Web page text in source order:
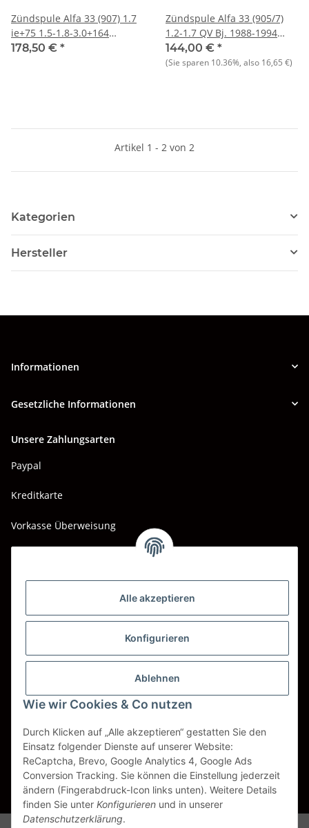
Alle akzeptieren
Konfigurieren
Ablehnen
Wie wir Cookies & Co nutzen
Durch Klicken auf „Alle akzeptieren“ gestatten Sie den
Einsatz folgender Dienste auf unserer Website:
ReCaptcha, Brevo, Google Analytics 4, Google Ads
Conversion Tracking. Sie können die Einstellung jederzeit
ändern (Fingerabdruck-Icon links unten). Weitere Details
finden Sie unter Konfigurieren und in unserer
Datenschutzerklärung.
Zündspule Alfa 33 (907) 1.7
ie+75 1.5-1.8-3.0+164
3.0+Spider (115) 2000 NOS-
178,50 € *
Zündspule Alfa 33 (905/7)
1.2-1.7 QV Bj. 1988-1994
NOS
144,00 € *
(Sie sparen 10.36%, also 16,65 €)
Artikel 1 - 2 von 2
Kategorien
Hersteller
Informationen
Gesetzliche Informationen
Unsere Zahlungsarten
Paypal
Kreditkarte
Vorkasse Überweisung
Wir versenden mit
Spedition BTG
Spedition Schenker
Vertrag widerrufen
* Alle Preise inkl. gesetzlicher USt., zzgl.Versand